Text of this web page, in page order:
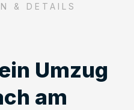
& DETAILS
Umzug
am